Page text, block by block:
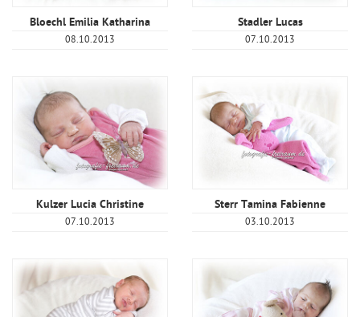
Bloechl Emilia Katharina
08.10.2013
Stadler Lucas
07.10.2013
Kulzer Lucia Christine
07.10.2013
Sterr Tamina Fabienne
03.10.2013